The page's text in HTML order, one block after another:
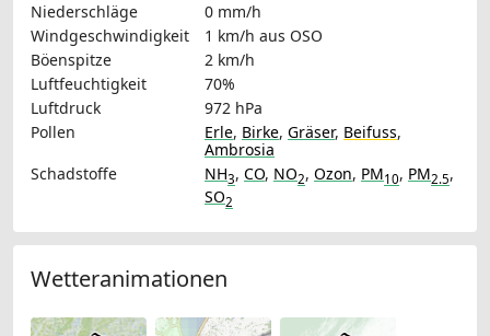
Niederschläge
0 mm/h
Windgeschwindigkeit
1 km/h aus OSO
Böenspitze
2 km/h
Luftfeuchtigkeit
70%
Luftdruck
972 hPa
Pollen
Erle, Birke, Gräser, Beifuss,
Ambrosia
Schadstoffe
NH3, CO, NO2, Ozon, PM10, PM2.5,
SO2
Wetteranimationen